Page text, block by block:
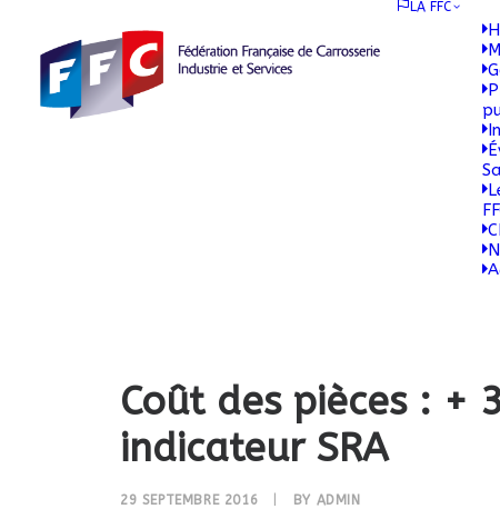
LA FFC
Coût des pièces : +
indicateur SRA
29 SEPTEMBRE 2016 BY ADMIN